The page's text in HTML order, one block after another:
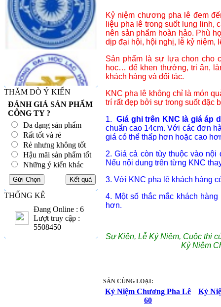
THĂM DÒ Ý KIẾN
ĐÁNH GIÁ SẢN PHẨM
CÔNG TY ?
Đa dạng sản phẩm
Rất tốt và rẻ
Rẻ nhưng không tốt
Hậu mãi sản phẩm tốt
Những ý kiến khác
THỐNG KÊ
Đang Online : 6
Lượt truy cập :
5508450
Kỷ niệm chương pha lê đem
liệu pha lê trong suốt lung linh,
nên sản phẩm hoàn hảo. Phù
dịp đại hội, hội nghị, lễ kỷ niệm,
Sản phẩm là sự lựa chon cho
học… để khen thưởng, tri ân,
khách hàng và đối tác.
KNC pha lê không chỉ là món
trí rất đẹp bởi sự trong suốt đặc
1.Giá ghi trên KNC là giá áp
chuẩn cao 14cm. Với các đơn
giá có thể thấp hơn hoặc cao
2. Giá cả còn tùy thuộc vào
Nếu nội dung trên từng KNC
3. Với KNC pha lê khách hàng
4. Một số thắc mắc khách
hơn.
Sự Kiện, Lễ Kỷ Niệm, Cuộc thi
Kỷ Niệm
SẢN CÙNG LOẠI:
Kỷ Niệm Chương Pha Lê
60
Kỷ